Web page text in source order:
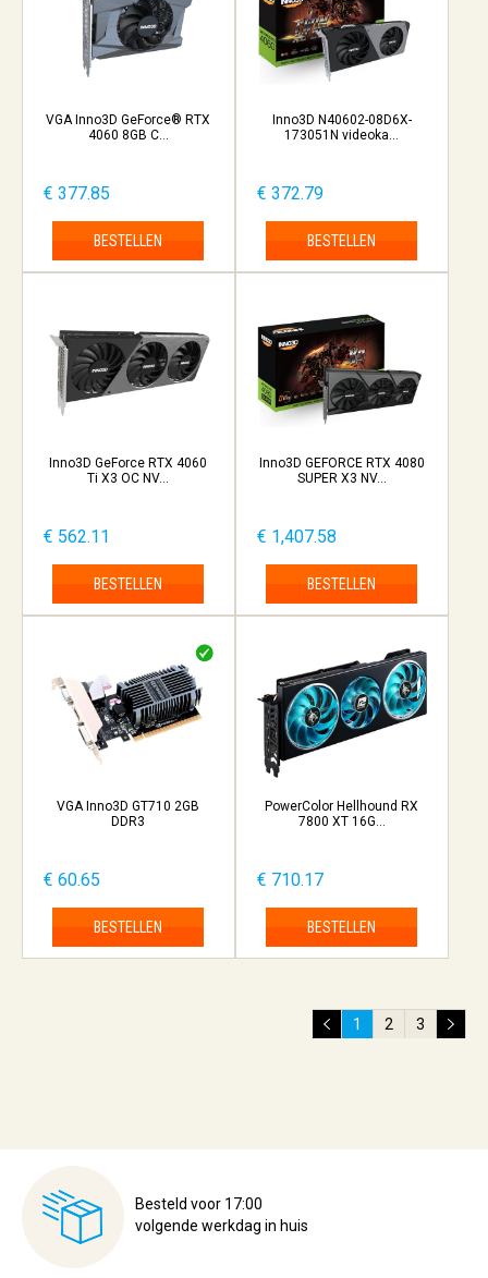
VGA Inno3D GeForce® RTX
4060 8GB C...
€ 377.85
BESTELLEN
Inno3D N40602-08D6X-
173051N videoka...
€ 372.79
BESTELLEN
Inno3D GeForce RTX 4060
Ti X3 OC NV...
€ 562.11
BESTELLEN
Inno3D GEFORCE RTX 4080
SUPER X3 NV...
€ 1,407.58
BESTELLEN
VGA Inno3D GT710 2GB
DDR3
€ 60.65
BESTELLEN
PowerColor Hellhound RX
7800 XT 16G...
€ 710.17
BESTELLEN
1 2 3
Besteld voor 17:00
volgende werkdag in huis